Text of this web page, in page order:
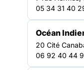
Télécharger
05 34 31 40
Océan
20 Cité
06 92 40 44